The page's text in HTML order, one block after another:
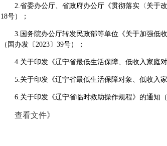
2.省委办公厅、省政府办公厅《贯彻落实〈关于改
18号）；
3.国务院办公厅转发民政部等单位《关于加强低收
（国办发〔2023〕39号）；
4.关于印发《辽宁省最低生活保障、低收入家庭对
5.关于印发《辽宁省最低生活保障对象、低收入家
6.关于印发《辽宁省临时救助操作规程》的通知（
查看文件》